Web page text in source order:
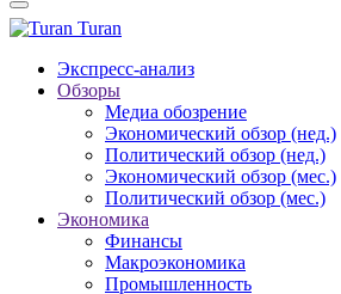
Turan
Экспресс-анализ
Обзоры
Медиа обозрение
Экономический обзор (нед.)
Политический обзор (нед.)
Экономический обзор (мес.)
Политический обзор (мес.)
Экономика
Финансы
Макроэкономика
Промышленность